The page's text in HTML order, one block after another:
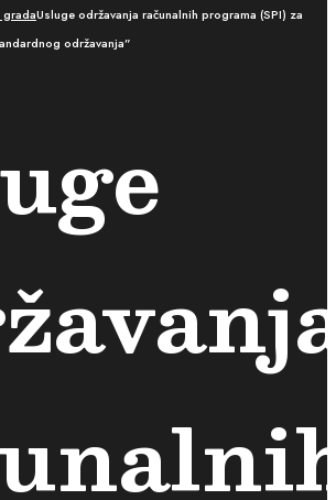
gradaUsluge održavanja računalnih programa (SPI) za
održavanja”